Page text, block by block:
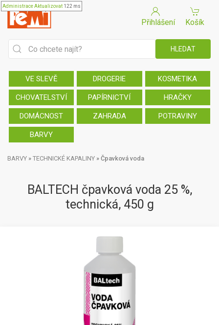
AdministraceAktualizovat 122 ms
Přihlášení Košík
VE SLEVĚ DROGERIE KOSMETIKA
CHOVATELSTVÍ PAPÍRNICTVÍ HRAČKY
DOMÁCNOST ZAHRADA POTRAVINY
BARVY
BARVY » TECHNICKÉ KAPALINY » Čpavková voda
BALTECH čpavková voda 25 %,
technická, 450 g